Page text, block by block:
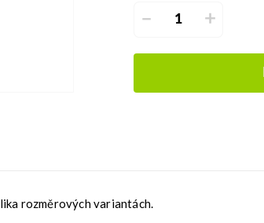
– +
rozměrových variantách.